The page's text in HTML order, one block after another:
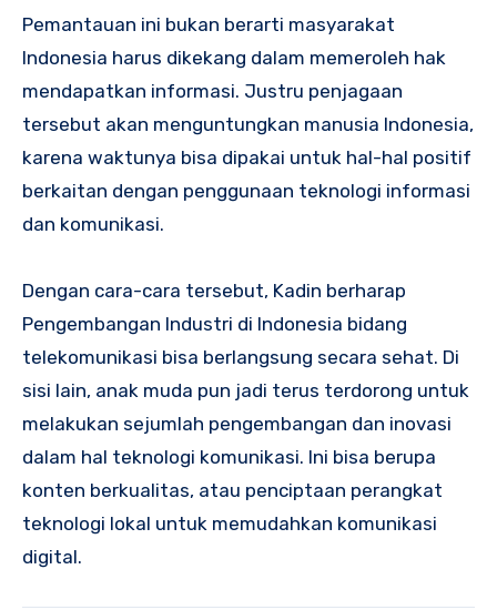
Pemantauan ini bukan berarti masyarakat
Indonesia harus dikekang dalam memeroleh hak
mendapatkan informasi. Justru penjagaan
tersebut akan menguntungkan manusia Indonesia,
karena waktunya bisa dipakai untuk hal-hal positif
berkaitan dengan penggunaan teknologi informasi
dan komunikasi.
Dengan cara-cara tersebut, Kadin berharap
Pengembangan Industri di Indonesia bidang
telekomunikasi bisa berlangsung secara sehat. Di
sisi lain, anak muda pun jadi terus terdorong untuk
melakukan sejumlah pengembangan dan inovasi
dalam hal teknologi komunikasi. Ini bisa berupa
konten berkualitas, atau penciptaan perangkat
teknologi lokal untuk memudahkan komunikasi
digital.